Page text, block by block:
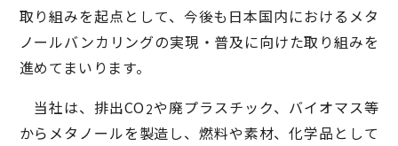
取り組みを起点として、今後も日本国内におけるメタ
ノールバンカリングの実現・普及に向けた取り組みを
進めてまいります。
当社は、排出CO 2や廃プラスチック、バイオマス等
からメタノールを製造し、燃料や素材、化学品として